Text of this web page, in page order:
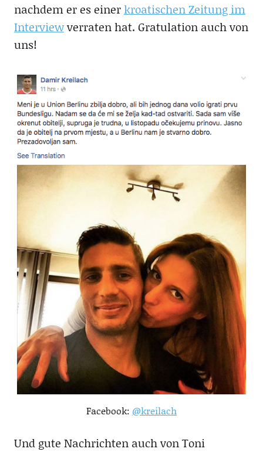
nachdem er es einer kroatischen Zeitung im
Interviewverraten hat. Gratulation auch von
uns!
Facebook: @kreilach
Und gute Nachrichten auch von Toni